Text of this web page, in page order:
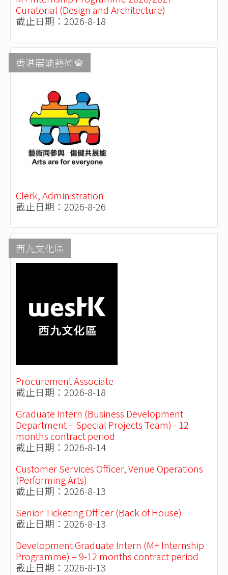
Curatorial (Design and Architecture)
截止日期：2026-8-18
香港展能藝術會
Clerk, Administration
截止日期：2026-8-26
西九文化區
Procurement Associate
截止日期：2026-8-18
Graduate Intern (Business Development
Department – Special Projects Team) - 12
months contract period
截止日期：2026-8-14
Customer Services Officer, Venue Operations
(Performing Arts)
截止日期：2026-8-13
Senior Ticketing Officer (Back of House)
截止日期：2026-8-13
Development Graduate Intern (M+ Internship
Programme) – 9-12 months contract period
截止日期：2026-8-13